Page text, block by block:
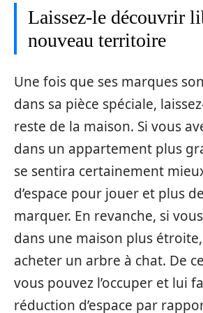
Laissez-le découvrir
nouveau territoire
Une fois que ses marques
dans sa pièce spéciale,
reste de la maison. Si vous
dans un appartement plus
se sentira certainement
d’espace pour jouer et plus
marquer. En revanche, si
dans une maison plus
acheter un arbre à chat. De
vous pouvez l’occuper et lui
réduction d’espace par